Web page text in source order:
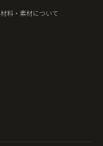
材料・素材について